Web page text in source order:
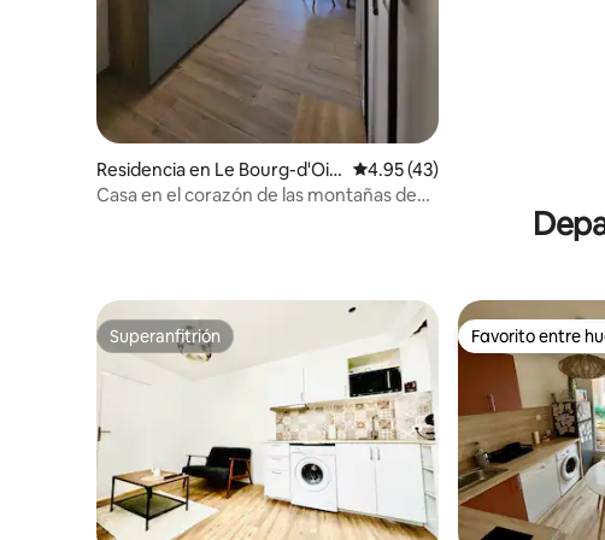
Residencia en Le Bourg-d'Ois
ans
Calificación promedio: 4.95 de
4.95 (43)
Casa en el corazón de las montañas de
Superanfitrión
Superanfitrión Favorito entre
Favorito entre